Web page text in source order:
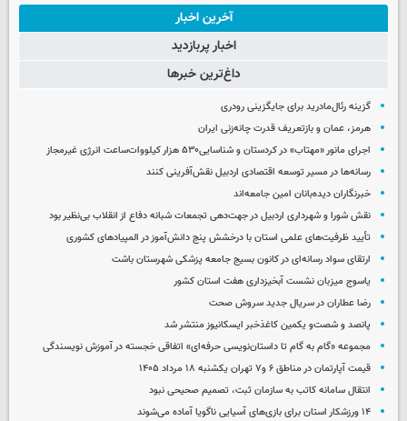
آخرین اخبار
اخبار پربازدید
داغ‌ترین خبرها
گزینه رئال‌مادرید برای جایگزینی رودری
هرمز، عمان و بازتعریف قدرت چانه‌زنی ایران
اجرای مانور ‌«مهتاب» در کردستان‌ و شناسایی۵۳۰ هزار کیلووات‌ساعت انرژی غیرمجاز ‌
رسانه‌ها در مسیر توسعه اقتصادی اردبیل نقش‌آفرینی کنند
خبرنگاران دیده‌بانان امین جامعه‌اند
نقش شورا و شهرداری اردبیل در جهت‌دهی تجمعات شبانه دفاع از انقلاب بی‌نظیر بود
تأیید ظرفیت‌های علمی استان با درخشش پنج دانش‌آموز در المپیادهای کشوری
ارتقای سواد رسانه‌ای در کانون بسیج جامعه پزشکی شهرستان باشت
یاسوج میزبان نشست آبخیزداری هفت استان کشور
رضا عطاران در سریال جدید سروش صحت
پانصد و شصت‌و یکمین کاغذخبر ایسکانیوز منتشر شد
مجموعه «گام به گام تا داستان‌نویسی حرفه‌ای» اتفاقی خجسته در آموزش نویسندگی
قیمت آپارتمان در مناطق ۶ و۷ تهران یکشنبه ۱۸ مرداد ۱۴۰۵
انتقال سامانه کاتب به سازمان ثبت، تصمیم صحیحی نبود
۱۴ ورزشکار استان برای بازی‌های آسیایی ناگویا آماده می‌شوند